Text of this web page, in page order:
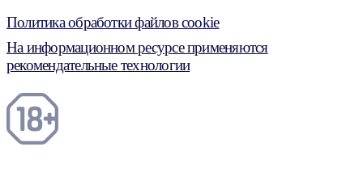
Политика обработки файлов cookie
На информационном ресурсе применяются
рекомендательные технологии